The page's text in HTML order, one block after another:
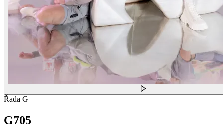
Řada G
G705